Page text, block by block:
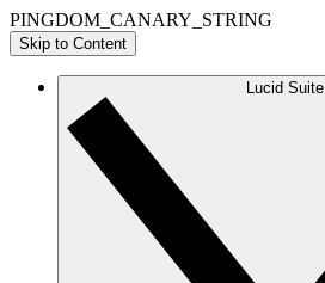
PINGDOM_CANARY_STRING
Skip to Content
Lucid Suite